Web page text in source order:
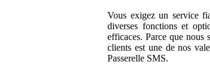
Vous exigez un service
diverses fonctions et
efficaces. Parce que nous
clients est une de nos
Passerelle SMS.